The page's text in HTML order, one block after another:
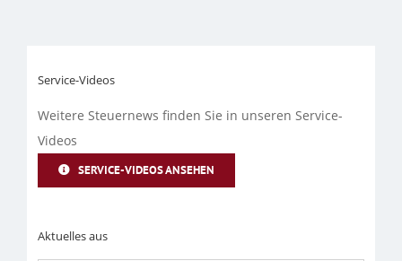
Service-Videos
Weitere Steuernews finden Sie in unseren Service-
Videos
SERVICE-VIDEOS ANSEHEN
Aktuelles aus